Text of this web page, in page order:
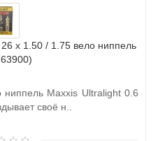
x 1.50 / 1.75 вело ниппель
Maxxis Ultralight 0.6
своё н..